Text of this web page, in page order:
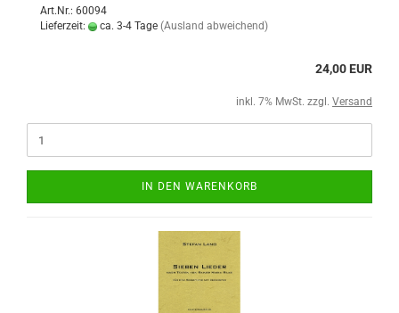
Art.Nr.: 60094
Lieferzeit:
ca. 3-4 Tage (Ausland abweichend)
24,00 EUR
inkl. 7% MwSt. zzgl. Versand
IN DEN WARENKORB